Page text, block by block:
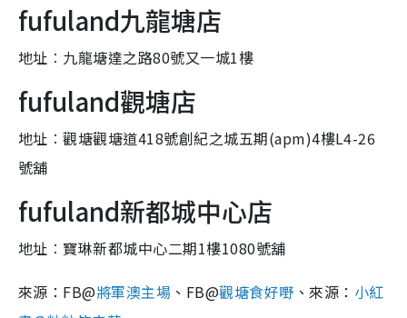
fufuland九龍塘店
地址︰九龍塘達之路80號又一城1樓
fufuland觀塘店
地址︰觀塘觀塘道418號創紀之城五期(apm)4樓L4-26
號舖
fufuland新都城中心店
地址︰寶琳新都城中心二期1樓1080號舖
來源：FB@將軍澳主場 、FB@觀塘食好嘢 、來源： 小紅